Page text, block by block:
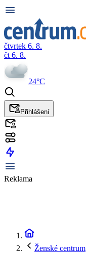
čtvrtek 6. 8.
čt 6. 8.
24°C
Přihlášení
Reklama
Ženské centrum